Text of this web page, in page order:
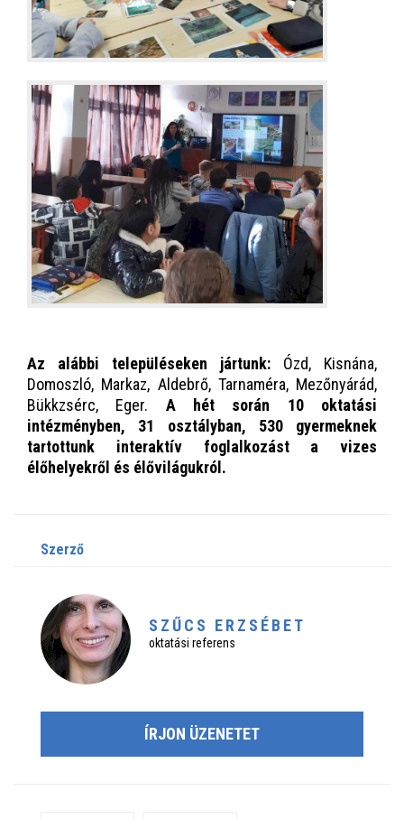
Az alábbi településeken jártunk: Ózd, Kisnána,
Domoszló, Markaz, Aldebrő, Tarnaméra, Mezőnyárád,
Bükkzsérc, Eger. A hét során 10 oktatási
intézményben, 31 osztályban, 530 gyermeknek
tartottunk interaktív foglalkozást a vizes
élőhelyekről és élővilágukról.
szerző
SZŰCS ERZSÉBET
oktatási referens
ÍRJON ÜZENETET